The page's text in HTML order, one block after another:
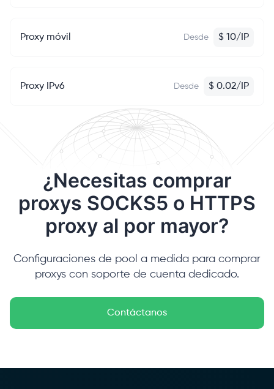
Proxy móvil Desde $ 10/ IP
Proxy IPv6 Desde $ 0.02/ IP
¿Necesitas comprar
proxys SOCKS5 o HTTPS
proxy al por mayor?
Configuraciones de pool a medida para comprar
proxys con soporte de cuenta dedicado.
Contáctanos